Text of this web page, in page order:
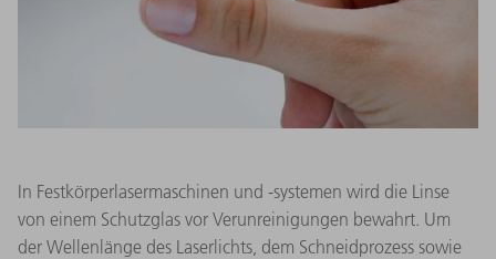
In Festkörperlasermaschinen und -systemen wird die Linse
von einem Schutzglas vor Verunreinigungen bewahrt. Um
der Wellenlänge des Laserlichts, dem Schneidprozess sowie